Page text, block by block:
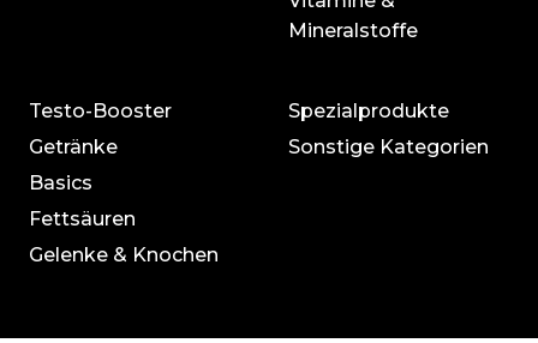
Mineralstoffe
Testo-Booster
Getränke
Basics
Fettsäuren
Gelenke & Knochen
Spezialprodukte
Sonstige Kategorien